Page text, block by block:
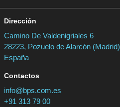
Dirección
Camino De Valdenigriales 6
28223, Pozuelo de Alarcón (Madrid)
España
Contactos
info@bps.com.es
+91 313 79 00